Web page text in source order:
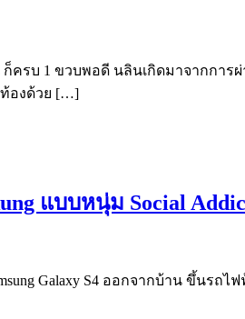
ครบ 1 ขวบพอดี นลินเกิดมาจากกา
องด้วย […]
แบบหนุ่ม Social
Galaxy S4 ออกจากบ้าน ขึ้นรถไฟ